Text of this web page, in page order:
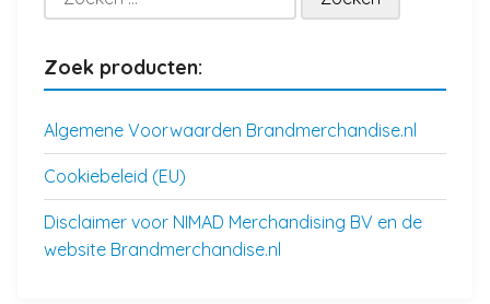
naar:
Zoek producten:
Algemene Voorwaarden Brandmerchandise.nl
Cookiebeleid (EU)
Disclaimer voor NIMAD Merchandising BV en de
website Brandmerchandise.nl